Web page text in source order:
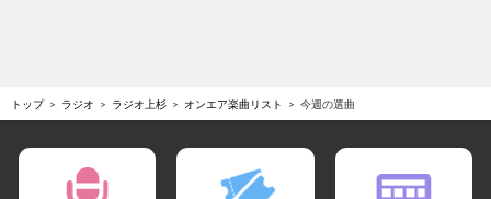
トップ ラジオ ラジオ上杉 オンエア楽曲リスト 今週の選曲